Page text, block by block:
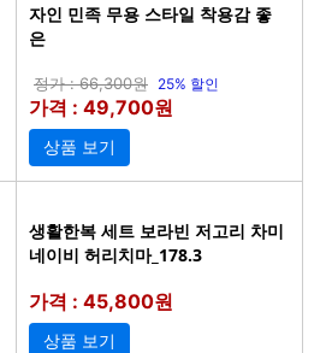
자인 민족 무용 스타일 착용감 좋
은
정가 : 66,300원 25% 할인
가격 : 49,700원
상품 보기
생활한복 세트 보라빈 저고리 차미
네이비 허리치마_178.3
가격 : 45,800원
상품 보기